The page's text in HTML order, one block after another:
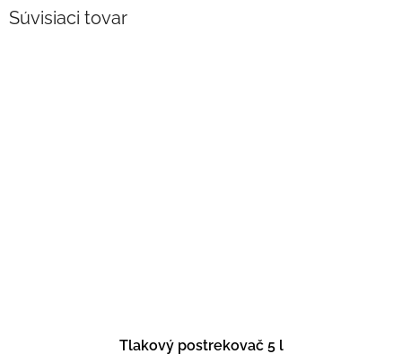
Súvisiaci tovar
Tlakový postrekovač 5 l